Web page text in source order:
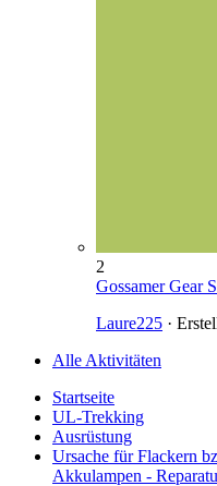
2
Gossamer Gear
Laure225 ·
Alle Aktivitäten
Startseite
UL-Trekking
Ausrüstung
Ursache für Flackern
Akkulampen -